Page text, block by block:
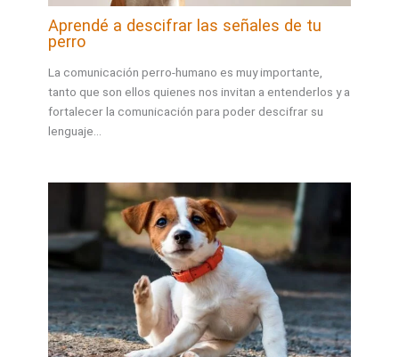
Aprendé a descifrar las señales de tu
perro
La comunicación perro-humano es muy importante,
tanto que son ellos quienes nos invitan a entenderlos y a
fortalecer la comunicación para poder descifrar su
lenguaje…